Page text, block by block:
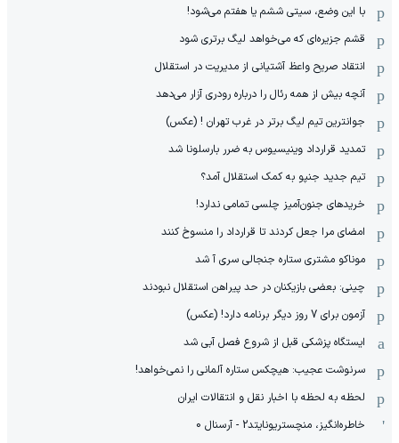
با این وضع، سیتی ششم یا هفتم می‌شود!
قشم جزیره‌ای که می‌خواهد لیگ برتری شود
انتقاد صریح واعظ آشتیانی از مدیریت در استقلال
آنچه بیش از همه رئال را درباره رودری آزار می‌دهد
جوانترین تیم لیگ برتر در غرب تهران ! (عکس)
تمدید قرارداد وینیسیوس به ضرر بارسلونا شد
تیم جدید جنپو به کمک استقلال آمد؟
خریدهای جنون‌آمیز چلسی تمامی ندارد!
امضای مرا جعل کردند تا قرارداد را منسوخ کنند
موناکو مشتری ستاره جنجالی سری آ شد
چینی: بعضی بازیکنان در حد پیراهن استقلال نبودند
آزمون برای 7 روز دیگر برنامه دارد! (عکس)
ایستگاه پزشکی قبل از شروع فصل آبی شد
سرنوشت عجیب: هیچکس ستاره آلمانی را نمی‌خواهد!
لحظه به لحظه با اخبار نقل و انتقالات ایران
خاطره‌انگیز، منچستریونایتد2 - آرسنال 0